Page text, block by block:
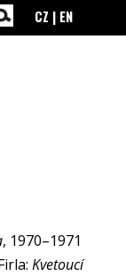
CZ | EN
, 1970–1971
Kvetoucí